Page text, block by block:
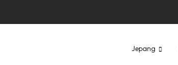
Jepang